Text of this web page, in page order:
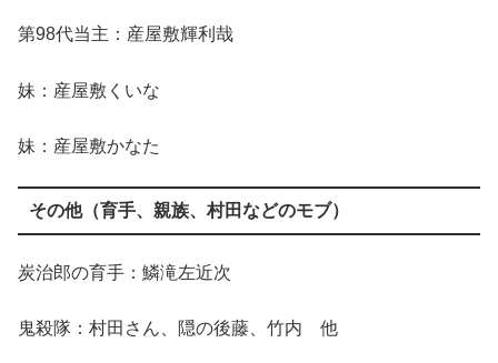
第98代当主：産屋敷輝利哉
妹：産屋敷くいな
妹：産屋敷かなた
その他（育手、親族、村田などのモブ）
炭治郎の育手：鱗滝左近次
鬼殺隊：村田さん、隠の後藤、竹内 他